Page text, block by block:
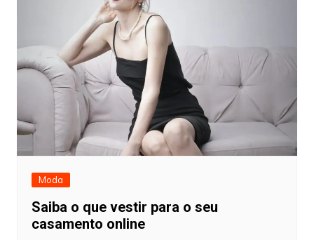
Moda
Saiba o que vestir para o seu
casamento online